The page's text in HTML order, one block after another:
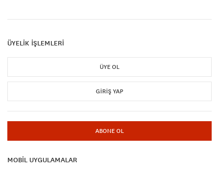
ÜYELİK İŞLEMLERİ
ÜYE OL
GIRIŞ YAP
ABONE OL
MOBİL UYGULAMALAR